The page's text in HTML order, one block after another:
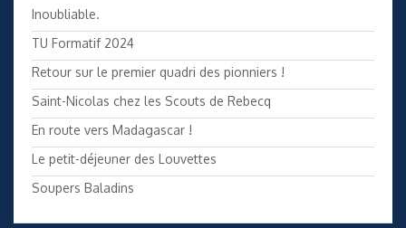
Inoubliable.
TU Formatif 2024
Retour sur le premier quadri des pionniers !
Saint-Nicolas chez les Scouts de Rebecq
En route vers Madagascar !
Le petit-déjeuner des Louvettes
Soupers Baladins